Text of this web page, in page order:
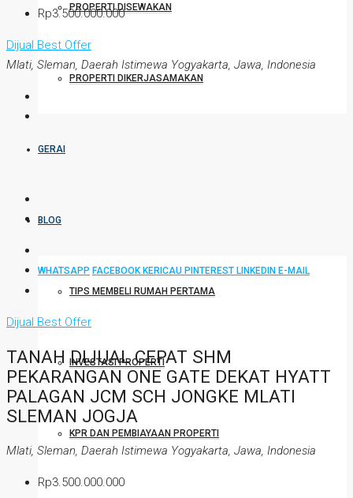
PROPERTI DISEWAKAN
PROPERTI DIKERJASAMAKAN
GERAI
BLOG
TIPS MEMBELI RUMAH PERTAMA
INVESTASI PROPERTI
KPR DAN PEMBIAYAAN PROPERTI
Rp3.500.000.000
Dijual Best Offer
Mlati, Sleman, Daerah Istimewa Yogyakarta, Jawa, Indonesia
WHATSAPP FACEBOOK KERICAU PINTEREST LINKEDIN E-MAIL
Dijual Best Offer
TANAH DIJUAL CEPAT SHM
PEKARANGAN ONE GATE DEKAT HYATT
PALAGAN JCM SCH JONGKE MLATI
SLEMAN JOGJA
Mlati, Sleman, Daerah Istimewa Yogyakarta, Jawa, Indonesia
Rp3.500.000.000